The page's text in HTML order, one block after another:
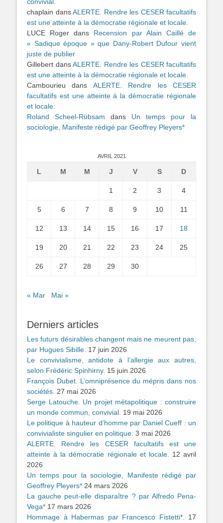
convivial.
chaplain dansALERTE. Rendre les CESER facultatifs
est une atteinte à la démocratie régionale et locale.
LUCE Roger dans Recension par Alain Caillé de
« Sadique époque » que Dany-Robert Dufour vient
juste de publier
Gillebert dansALERTE. Rendre les CESER facultatifs
est une atteinte à la démocratie régionale et locale.
Cambourieu dans ALERTE. Rendre les CESER
facultatifs est une atteinte à la démocratie régionale
et locale.
Roland Scheel-Rübsam dans Un temps pour la
sociologie, Manifeste rédigé par Geoffrey Pleyers*
AVRIL 2021
L M M J V S D
1 2 3 4
5 6 7 8 9 10 11
12 13 14 15 16 17 18
19 20 21 22 23 24 25
26 27 28 29 30
« Mar Mai »
Derniers articles
Les futurs désirables changent mais ne meurent pas,
par Hugues Sibille. 17 juin 2026
Le convivialisme, antidote à l’allergie aux autres,
selon Frédéric Spinhirny. 15 juin 2026
François Dubet. L’omniprésence du mépris dans nos
sociétés. 27 mai 2026
Serge Latouche. Un projet métapolitique : construire
un monde commun, convivial. 19 mai 2026
Le politique à hauteur d’homme par Daniel Cueff : un
convivialiste singulier en politique. 3 mai 2026
ALERTE. Rendre les CESER facultatifs est une
atteinte à la démocratie régionale et locale. 12 avril
2026
Un temps pour la sociologie, Manifeste rédigé par
Geoffrey Pleyers* 24 mars 2026
La gauche peut-elle disparaître ? par Alfredo Pena-
Vega* 17 mars 2026
Hommage à Habermas par Francesco Fistetti*. 17